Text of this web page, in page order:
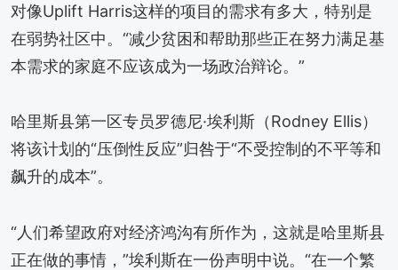
对像Uplift Harris这样的项目的需求有多大，特别是
在弱势社区中。“减少贫困和帮助那些正在努力满足基
本需求的家庭不应该成为一场政治辩论。”
哈里斯县第一区专员罗德尼·埃利斯（Rodney Ellis）
将该计划的“压倒性反应”归咎于“不受控制的不平等和
飙升的成本”。
“人们希望政府对经济鸿沟有所作为，这就是哈里斯县
正在做的事情，”埃利斯在一份声明中说。“在一个繁